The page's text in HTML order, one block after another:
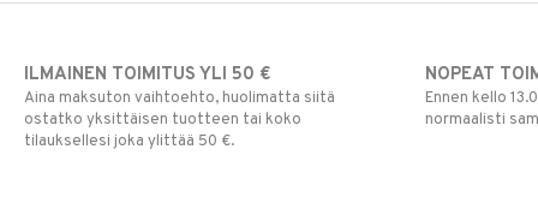
ILMAINEN TOIMITUS YLI 50 €
Aina maksuton vaihtoehto, huolimatta siitä
ostatko yksittäisen tuotteen tai koko
tilauksellesi joka ylittää 50 €.
NOPEAT
Ennen kello
normaalisti